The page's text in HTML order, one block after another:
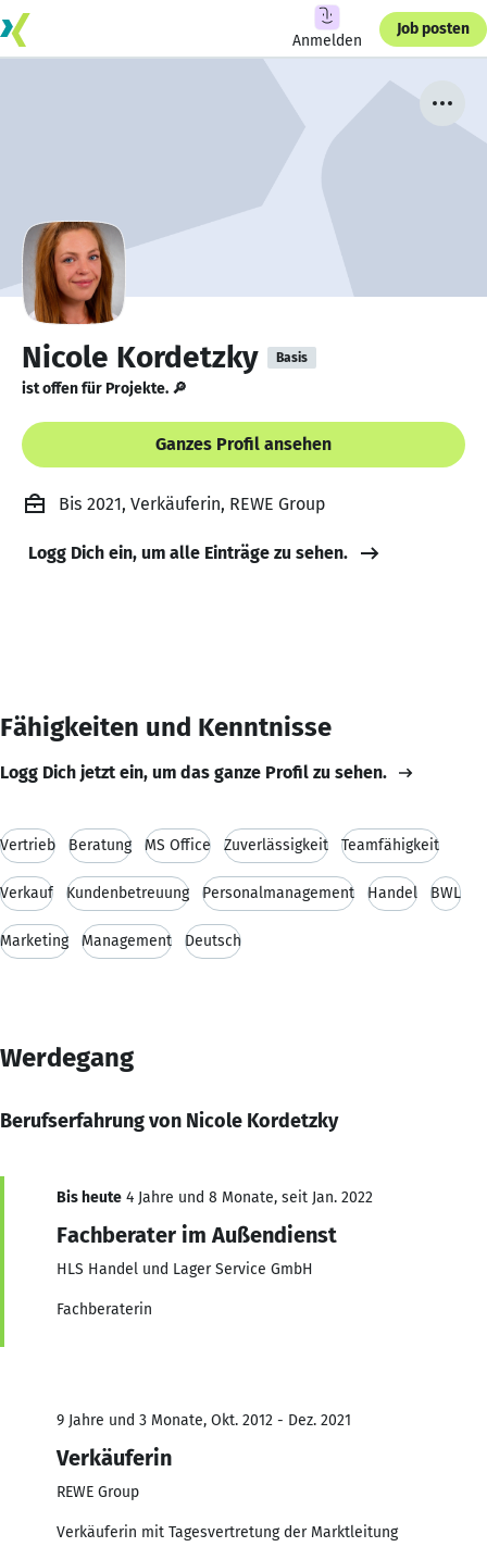
Anmelden
Job posten
Nicole Kordetzky Basis
ist offen für Projekte. 🔎
Ganzes Profil ansehen
Bis 2021, Verkäuferin, REWE Group
Logg Dich ein, um alle Einträge zu sehen.
Fähigkeiten und Kenntnisse
Logg Dich jetzt ein, um das ganze Profil zu sehen.
Vertrieb Beratung MS Office Zuverlässigkeit Teamfähigkeit
Verkauf Kundenbetreuung Personalmanagement Handel BWL
Marketing Management Deutsch
Werdegang
Berufserfahrung von Nicole Kordetzky
Bis heute 4 Jahre und 8 Monate, seit Jan. 2022
Fachberater im Außendienst
HLS Handel und Lager Service GmbH
Fachberaterin
9 Jahre und 3 Monate, Okt. 2012 - Dez. 2021
Verkäuferin
REWE Group
Verkäuferin mit Tagesvertretung der Marktleitung